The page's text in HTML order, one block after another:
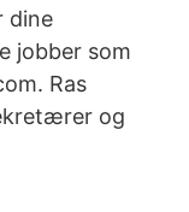
dine
jobber som
Ras
og